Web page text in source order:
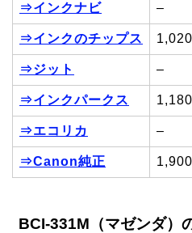
⇒インクナビ –
⇒インクのチップス
⇒ジット –
⇒インクパークス
⇒エコリカ –
⇒Canon純正
BCI-331M（マゼンダ）